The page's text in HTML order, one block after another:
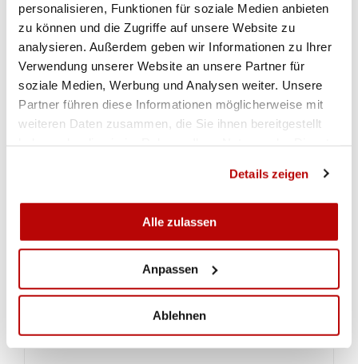
personalisieren, Funktionen für soziale Medien anbieten
zu können und die Zugriffe auf unsere Website zu
analysieren. Außerdem geben wir Informationen zu Ihrer
Verwendung unserer Website an unsere Partner für
soziale Medien, Werbung und Analysen weiter. Unsere
Partner führen diese Informationen möglicherweise mit
weiteren Daten zusammen, die Sie ihnen bereitgestellt
Details zeigen
Alle zulassen
Anpassen
Ablehnen
Qualifikation Pistole 10m Frauen.pdf